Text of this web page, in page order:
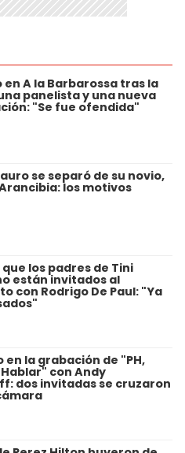
en A la Barbarossa tras la
panelista y una nueva
"Se fue ofendida"
se separó de su novio,
los motivos
los padres de Tini
están invitados al
con Rodrigo De Paul: "Ya
en la grabación de "PH,
con Andy
dos invitadas se cruzaron